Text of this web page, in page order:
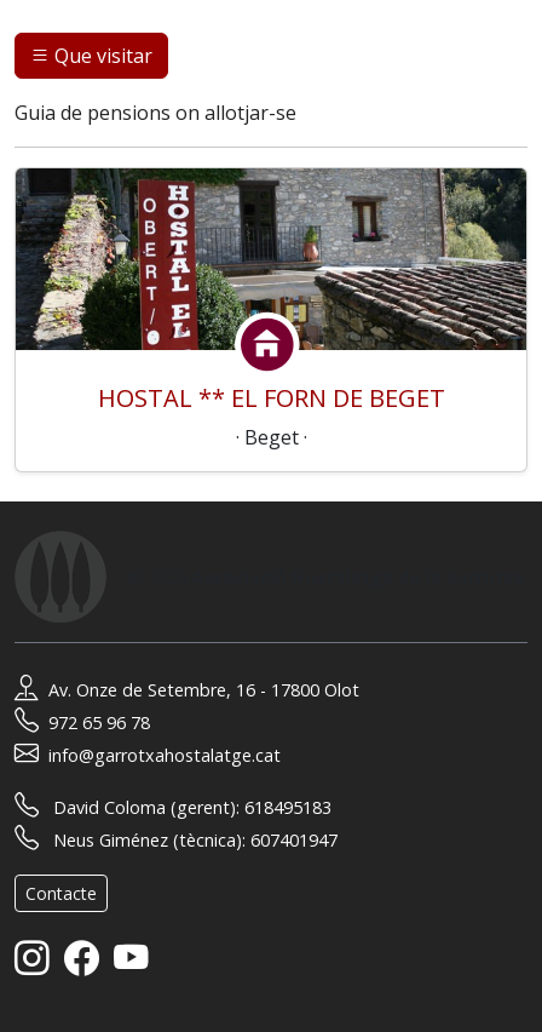
Que visitar
Guia de pensions on allotjar-se
HOSTAL ** EL FORN DE BEGET
· Beget ·
Av. Onze de Setembre, 16 - 17800 Olot
972 65 96 78
info@garrotxahostalatge.cat
David Coloma (gerent): 618495183
Neus Giménez (tècnica): 607401947
Contacte